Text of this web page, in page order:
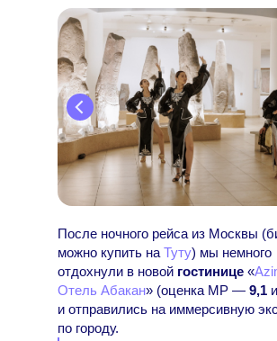
Сергея Жаркова и ужин
После ночного рейса из Москвы
можно купить на Туту) мы немного
отдохнули в новой гостинице «
Отель Абакан» (оценка МР — 9,1
и отправились на иммерсивную
по городу.